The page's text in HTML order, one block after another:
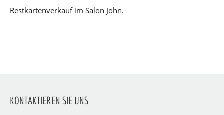
Restkartenverkauf im Salon John.
KONTAKTIEREN SIE UNS